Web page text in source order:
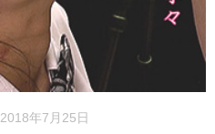
2018年7月25日